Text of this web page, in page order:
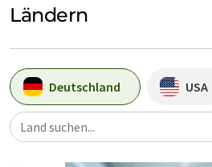
Ländern
Deutschland USA
Land suchen...